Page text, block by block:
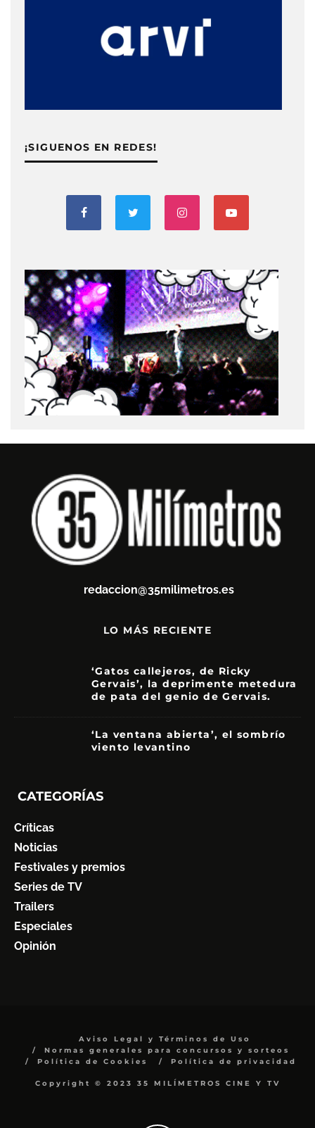
¡SIGUENOS EN REDES!
redaccion@35milimetros.es
LO MÁS RECIENTE
‘Gatos callejeros, de Ricky
Gervais’, la deprimente metedura
de pata del genio de Gervais.
‘La ventana abierta’, el sombrío
viento levantino
CATEGORÍAS
Críticas
Noticias
Festivales y premios
Series de TV
Trailers
Especiales
Opinión
Aviso Legal y Términos de Uso
Normas generales para concursos y sorteos
Política de Cookies
Política de privacidad
Copyright © 2023 35 MILÍMETROS CINE Y TV